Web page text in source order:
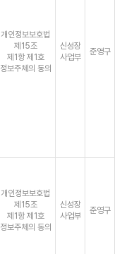
개인정보보호법
제15조
제1항 제1호
정보주체의 동의
신성장
사업부
준영구
개인정보보호법
제15조
제1항 제1호
정보주체의 동의
신성장
사업부
준영구